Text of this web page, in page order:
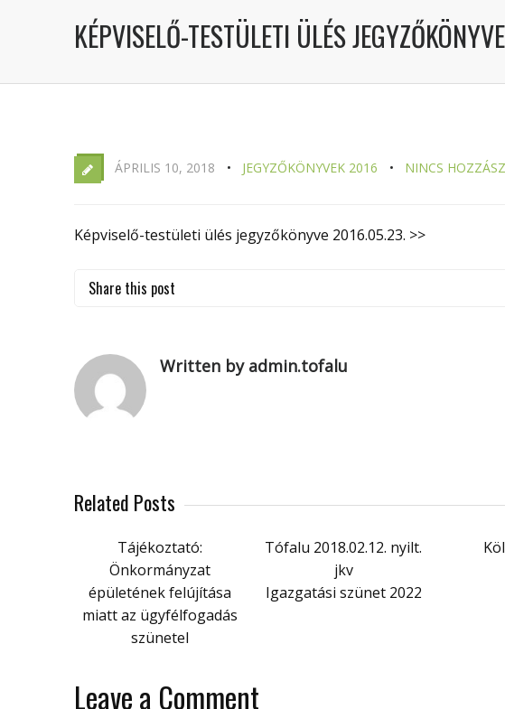
KÉPVISELŐ-TESTÜLETI ÜLÉS
ÁPRILIS 10, 2018 JEGYZŐKÖNYVEK 2016 NINCS
Képviselő-testületi ülés jegyzőkönyve 2016.05.23. >>
Share this post
Written by admin.tofalu
Related Posts
Tájékoztató:
Önkormányzat
épületének felújítása
miatt az ügyfélfogadás
szünetel
Tófalu 2018.02.12. nyilt.
jkv
Igazgatási szünet 2022
Leave a Comment